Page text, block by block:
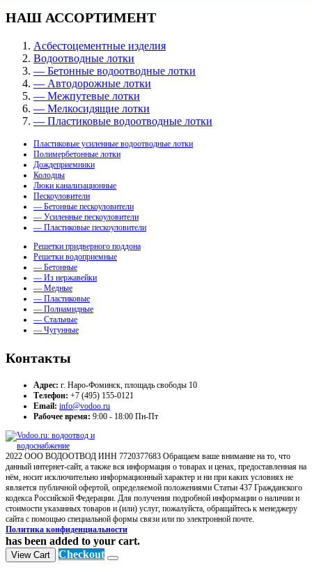
НАШ АССОРТИМЕНТ
Асбестоцементные изделия
Водоотводные лотки
— Бетонные водоотводные лотки
— Автодорожные лотки
— Межпутевые лотки
— Мелкосидящие лотки
— Пластиковые водоотводные лотки
Пластиковые усиленные водоотводные лотки
Полимербетонные лотки
Дождеприемники
Колодцы
Люки канализационные
Пескоуловители
— Бетонные пескоуловители
— Усиленные пескоуловители
— Пластиковые пескоуловители
Решетки придверного поддона
Решетки водоприемные
— Бетонные
— Из нержавейки
— Медные
— Пластиковые
— Полиамидные
— Стальные
— Чугунные
Контакты
Адрес: г. Наро-Фоминск, площадь свободы 10
Телефон: +7 (495) 155-0121
Email: info@vodoo.ru
Рабочее время: 9:00 - 18:00 Пн-Пт
2022 ООО ВОДООТВОД ИНН 7720377683 Обращаем ваше внимание на то, что
данный интернет-сайт, а также вся информация о товарах и ценах, предоставленная на
нём, носит исключительно информационный характер и ни при каких условиях не
является публичной офертой, определяемой положениями Статьи 437 Гражданского
кодекса Российской Федерации. Для получения подробной информации о наличии и
стоимости указанных товаров и (или) услуг, пожалуйста, обращайтесь к менеджеру
сайта с помощью специальной формы связи или по электронной почте.
Политика конфиденциальности
has been added to your cart.
View Cart Checkout